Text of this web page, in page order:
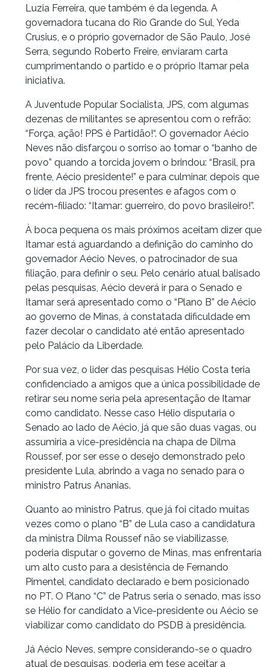
Luzia Ferreira, que também é da legenda. A
governadora tucana do Rio Grande do Sul, Yeda
Crusius, e o próprio governador de São Paulo, José
Serra, segundo Roberto Freire, enviaram carta
cumprimentando o partido e o próprio Itamar pela
iniciativa.
A Juventude Popular Socialista, JPS, com algumas
dezenas de militantes se apresentou com o refrão:
“Força, ação! PPS é Partidão!“. O governador Aécio
Neves não disfarçou o sorriso ao tomar o “banho de
povo” quando a torcida jovem o brindou: “Brasil, pra
frente, Aécio presidente!” e para culminar, depois que
o líder da JPS trocou presentes e afagos com o
recém-filiado: “Itamar: guerreiro, do povo brasileiro!”.
À boca pequena os mais próximos aceitam dizer que
Itamar está aguardando a definição do caminho do
governador Aécio Neves, o patrocinador de sua
filiação, para definir o seu. Pelo cenário atual balisado
pelas pesquisas, Aécio deverá ir para o Senado e
Itamar será apresentado como o “Plano B” de Aécio
ao governo de Minas, à constatada dificuldade em
fazer decolar o candidato até então apresentado
pelo Palácio da Liberdade.
Por sua vez, o lider das pesquisas Hélio Costa teria
confidenciado a amigos que a única possibilidade de
retirar seu nome seria pela apresentação de Itamar
como candidato. Nesse caso Hélio disputaria o
Senado ao lado de Aécio, já que são duas vagas, ou
assumiria a vice-presidência na chapa de Dilma
Roussef, por ser esse o desejo demonstrado pelo
presidente Lula, abrindo a vaga no senado para o
ministro Patrus Ananias.
Quanto ao ministro Patrus, que já foi citado muitas
vezes como o plano “B” de Lula caso a candidatura
da ministra Dilma Roussef não se viabilizasse,
poderia disputar o governo de Minas, mas enfrentaria
um alto custo para a desistência de Fernando
Pimentel, candidato declarado e bem posicionado
no PT. O Plano “C” de Patrus seria o senado, mas isso
se Hélio for candidato a Vice-presidente ou Aécio se
viabilizar como candidato do PSDB à presidência.
Já Aécio Neves, sempre considerando-se o quadro
atual de pesquisas, poderia em tese aceitar a